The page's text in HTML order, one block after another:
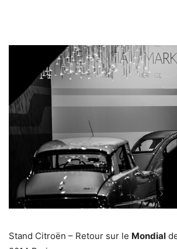
Stand Citroën – Retour sur le Mondial